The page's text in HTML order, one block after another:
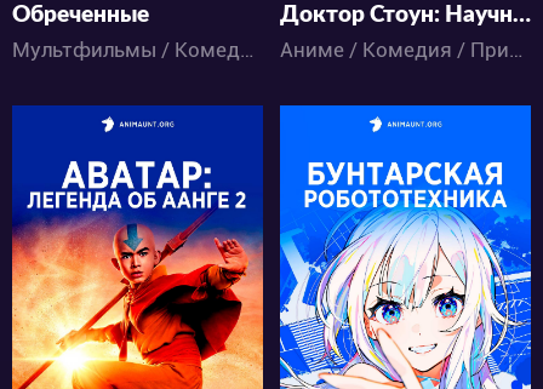
Обреченные
Мультфильмы / Комедия / Приключения / Ужасы / Фантастика
Доктор Стоун: Научное будущее. Часть 3
Аниме / Комедия / Приключения / Сёнэн / Фантастика
3928
15 1
461
3 0